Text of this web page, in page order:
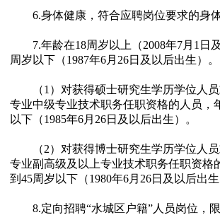
6.身体健康，符合应聘岗位要求的身体
7.年龄在18周岁以上（2008年7月1日
周岁以下（1987年6月26日及以后出生）。
（1）对获得硕士研究生学历学位人员
专业中级专业技术职务任职资格的人员，
以下（1985年6月26日及以后出生）。
（2）对获得博士研究生学历学位人员
专业副高级及以上专业技术职务任职资格
到45周岁以下（1980年6月26日及以后出生
8.定向招聘“水城区户籍”人员岗位，限